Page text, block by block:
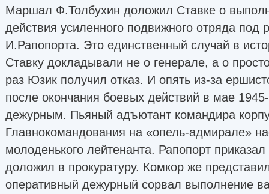
Маршал Ф.Толбухин доложил Ставке о
действия усиленного подвижного отряда под
И.Рапопорта. Это единственный случай в
Ставку докладывали не о генерале, а о
раз Юзик получил отказ. И опять из-за
после окончания боевых действий в мае
дежурным. Пьяный адъютант командира
Главнокомандования на «опель-адмирале»
молоденького лейтенанта. Рапопорт
доложил в прокуратуру. Комкор же
оперативный дежурный сорвал выполнение